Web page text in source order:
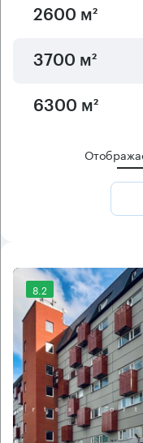
2600 м²
3700 м²
6300 м²
8.2